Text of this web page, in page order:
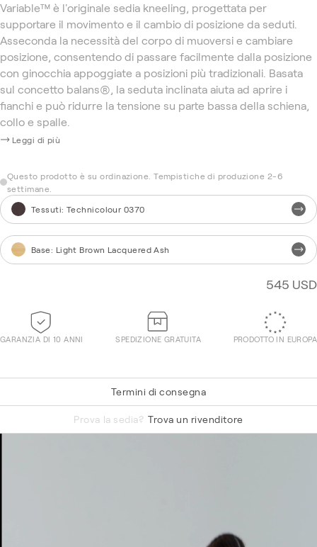
Variable™ è l'originale sedia kneeling, progettata per
supportare il movimento e il cambio di posizione da seduti.
Asseconda la necessità del corpo di muoversi e cambiare
posizione, consentendo di passare facilmente dalla posizione
con ginocchia appoggiate a posizioni più tradizionali. Basata
sul concetto balans®, la seduta inclinata aiuta ad aprire i
fianchi e può ridurre la tensione su parte bassa della schiena,
collo e spalle.
Leggi di più
Questo prodotto è su ordinazione. Tempistiche di produzione 2-6
settimane.
Tessuti: Technicolour 0370
Base: Light Brown Lacquered Ash
545 USD
GARANZIA DI 10 ANNI SPEDIZIONE GRATUITA PRODOTTO IN EUROPA
Termini di consegna
Prova la sedia? Trova un rivenditore
Vidar 0443